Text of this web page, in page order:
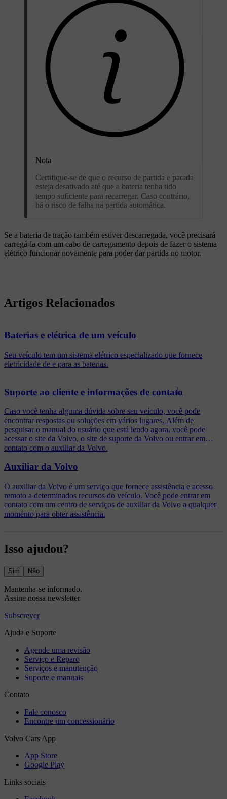
1
Nota
Certifique-se de que o recurso de partida e parada
esteja desativado até que a bateria tenha tido
tempo suficiente para recarregar. Caso contrário,
há o risco de falha na partida automática.
Se a bateria de tração também estiver descarregada, você precisará
carregá-la com um cabo de carregamento depois de fazer o sistema
elétrico funcionar novamente para poder dar partida no motor.
Artigos Relacionados
Baterias e elétrica de um veículo
Seu veículo tem um sistema elétrico especializado que fornece
eletricidade de e para as baterias.
Suporte ao cliente e informações de contato
Caso você tenha alguma dúvida sobre seu veículo, você pode
encontrar respostas ou soluções em vários lugares. Além de
pesquisar o manual do usuário que está lendo agora, você pode
acessar o site da Volvo, o site de suporte da Volvo ou entrar em
contato com o auxiliar da Volvo.
Auxiliar da Volvo
O auxiliar da Volvo é um serviço que fornece assistência e acesso
remoto a determinados recursos do veículo. Você pode entrar em
contato com um centro de serviços de auxiliar da Volvo a qualquer
momento para obter assistência.
Isso ajudou?
Sim Não